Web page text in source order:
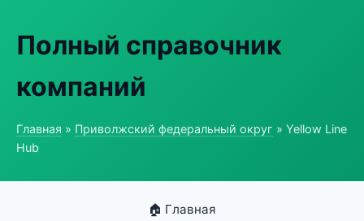
Полный справочник
компаний
Главная » Приволжский федеральный округ » Yellow Line
Hub
🏠 Главная